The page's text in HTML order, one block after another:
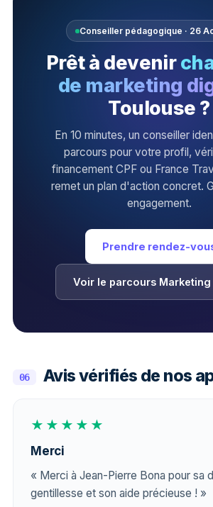
Conseiller pédagogique · 26
Prêt à devenir
de marketing
Toulouse ?
En 10 minutes, un conseiller
parcours pour votre profil,
financement CPF ou France
remet un plan d'action concret.
engagement.
Prendre rendez-
Voir le parcours
06 Avis vérifiés de nos
★★★★★
Merci
« Merci à Jean-Pierre Bona pour sa
gentillesse et son aide précieuse ! »